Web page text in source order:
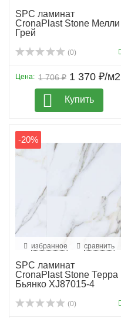
SPC ламинат
CronaPlast Stone Мелли
Грей
(0)
1 706 ₽
Цена: 1 370 ₽/м2
Купить
-20%
избранное сравнить
SPC ламинат
CronaPlast Stone Терра
Бьянко XJ87015-4
(0)